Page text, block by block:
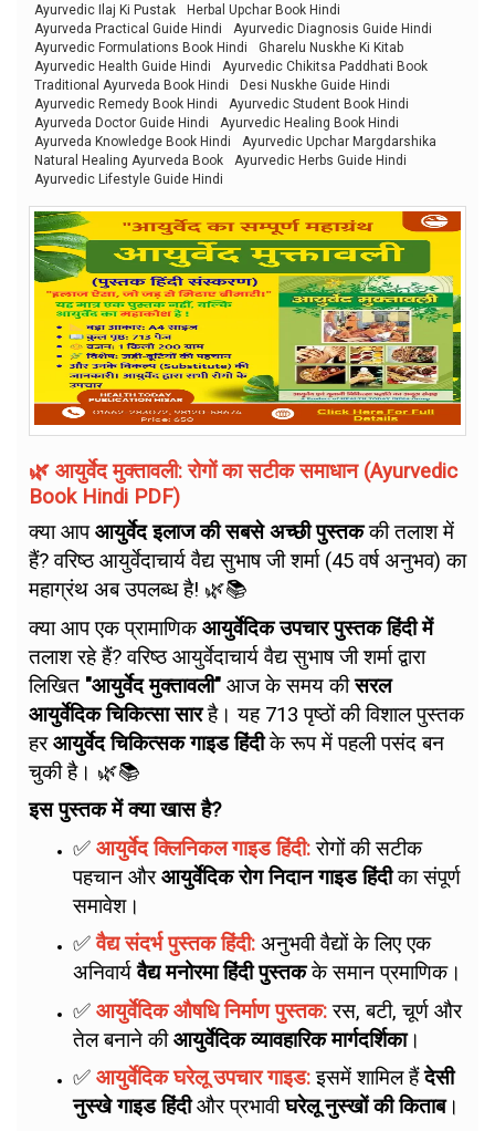
Ayurvedic Ilaj Ki Pustak
Herbal Upchar Book Hindi
Ayurveda Practical Guide Hindi
Ayurvedic Diagnosis Guide Hindi
Ayurvedic Formulations Book Hindi
Gharelu Nuskhe Ki Kitab
Ayurvedic Health Guide Hindi
Ayurvedic Chikitsa Paddhati Book
Traditional Ayurveda Book Hindi
Desi Nuskhe Guide Hindi
Ayurvedic Remedy Book Hindi
Ayurvedic Student Book Hindi
Ayurveda Doctor Guide Hindi
Ayurvedic Healing Book Hindi
Ayurveda Knowledge Book Hindi
Ayurvedic Upchar Margdarshika
Natural Healing Ayurveda Book
Ayurvedic Herbs Guide Hindi
Ayurvedic Lifestyle Guide Hindi
🌿 आयुर्वेद मुक्तावली: रोगों का सटीक समाधान (Ayurvedic
Book Hindi PDF)
क्या आपआयुर्वेद इलाज की सबसे अच्छी पुस्तककी तलाश में
हैं? वरिष्ठ आयुर्वेदाचार्य वैद्य सुभाष जी शर्मा (45 वर्ष अनुभव) का
महाग्रंथ अब उपलब्ध है! 🌿📚
क्या आप एक प्रामाणिकआयुर्वेदिक उपचार पुस्तक हिंदी में
तलाश रहे हैं? वरिष्ठ आयुर्वेदाचार्य वैद्य सुभाष जी शर्मा द्वारा
लिखित "आयुर्वेद मुक्तावली" आज के समय कीसरल
आयुर्वेदिक चिकित्सा सारहै। यह 713 पृष्ठों की विशाल पुस्तक
हरआयुर्वेद चिकित्सक गाइड हिंदीके रूप में पहली पसंद बन
चुकी है। 🌿📚
इस पुस्तक में क्या खास है?
✅ आयुर्वेद क्लिनिकल गाइड हिंदी:रोगों की सटीक
पहचान औरआयुर्वेदिक रोग निदान गाइड हिंदीका संपूर्ण
समावेश।
✅वैद्य संदर्भ पुस्तक हिंदी: अनुभवी वैद्यों के लिए एक
अनिवार्यवैद्य मनोरमा हिंदी पुस्तकके समान प्रमाणिक।
✅ आयुर्वेदिक औषधि निर्माण पुस्तक:रस, बटी, चूर्ण और
तेल बनाने कीआयुर्वेदिक व्यावहारिक मार्गदर्शिका।
✅ आयुर्वेदिक घरेलू उपचार गाइड:इसमें शामिल हैंदेसी
नुस्खे गाइड हिंदीऔर प्रभावीघरेलू नुस्खों की किताब।